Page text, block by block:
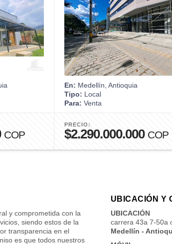
COP
En: Medellín, Antioquia
Tipo: Local
Para: Venta
PRECIO:
$2.290.000.000 COP
y comprometida con la
siendo estos de la
transparencia en el
es que todos nuestros
UBICACIÓN Y
UBICACIÓN
carrera 43a 7-50a
Medellín -